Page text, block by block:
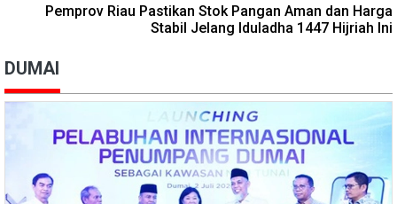
Pemprov Riau Pastikan Stok Pangan Aman dan Harga
Stabil Jelang Iduladha 1447 Hijriah Ini
DUMAI